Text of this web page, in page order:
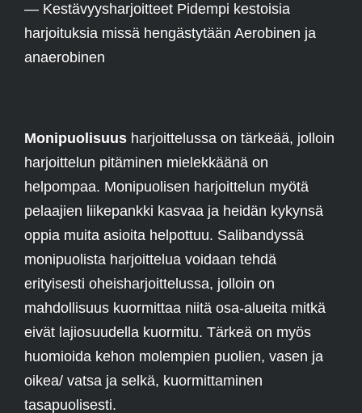
— Kestävyysharjoitteet Pidempi kestoisia
harjoituksia missä hengästytään Aerobinen ja
anaerobinen
Monipuolisuus harjoittelussa on tärkeää, jolloin
harjoittelun pitäminen mielekkäänä on
helpompaa. Monipuolisen harjoittelun myötä
pelaajien liikepankki kasvaa ja heidän kykynsä
oppia muita asioita helpottuu. Salibandyssä
monipuolista harjoittelua voidaan tehdä
erityisesti oheisharjoittelussa, jolloin on
mahdollisuus kuormittaa niitä osa-alueita mitkä
eivät lajiosuudella kuormitu. Tärkeä on myös
huomioida kehon molempien puolien, vasen ja
oikea/ vatsa ja selkä, kuormittaminen
tasapuolisesti.